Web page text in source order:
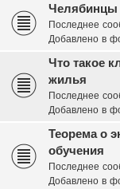
Челябинцы
Последнее
Добавлено в
Что такое
жилья
Последнее
Добавлено в
Теорема о
обучения
Последнее
Добавлено в